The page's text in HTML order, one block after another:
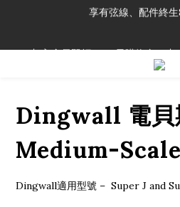
「一生弦命！」單筆購買弦線、配
享有弦線、配件終
Dingwall 電貝
Medium-
Dingwall適用型號 –  Super J and